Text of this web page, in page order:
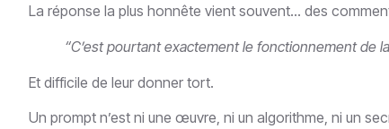
La réponse la plus honnête vient souvent… des
“C’est pourtant exactement le fonctionnement de
Et difficile de leur donner tort.
Un prompt n’est ni une œuvre, ni un algorithme, ni un